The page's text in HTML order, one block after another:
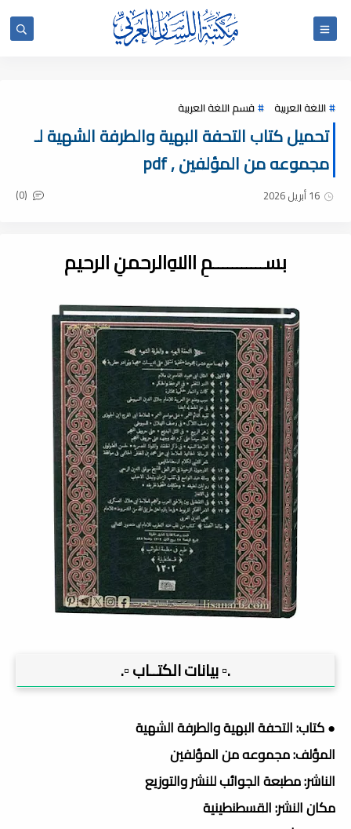
اللغة العربية قسم اللغة العربية
تحميل كتاب التحفة البهية والطرفة الشهية لـ
مجموعه من المؤلفين , pdf
16 أبريل 2026 (0)
بســـــــــــمِ اﷲِالرحمنِ الرحيم
.▫️ بيانات الكتــاب ▫️.
● كتاب: التحفة البهية والطرفة الشهية
المؤلف: مجموعه من المؤلفين
الناشر: مطبعة الجوائب للنشر والتوزيع
مكان النشر: القسطنطينية